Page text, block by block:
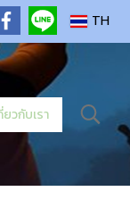
TH
ยวกับเรา